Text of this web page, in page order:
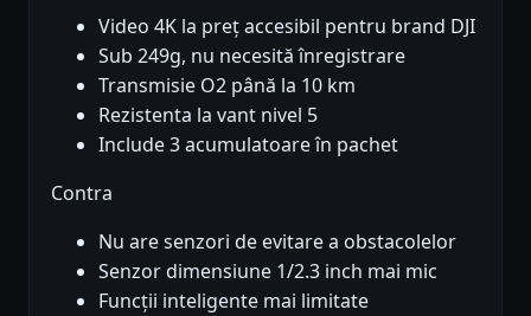
Video 4K la preț accesibil pentru brand DJI
Sub 249g, nu necesită înregistrare
Transmisie O2 până la 10 km
Rezistenta la vant nivel 5
Include 3 acumulatoare în pachet
Contra
Nu are senzori de evitare a obstacolelor
Senzor dimensiune 1/2.3 inch mai mic
Funcții inteligente mai limitate